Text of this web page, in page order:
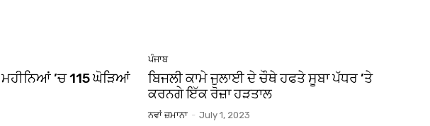
ਮਹੀਨਿਆਂ ’ਚ 115 ਘੋੜਿਆਂ
ਪੰਜਾਬ
ਬਿਜਲੀ ਕਾਮੇ ਜੁਲਾਈ ਦੇ ਚੌਥੇ ਹਫਤੇ ਸੂਬਾ ਪੱਧਰ ’ਤੇ
ਕਰਨਗੇ ਇੱਕ ਰੋਜ਼ਾ ਹੜਤਾਲ
ਨਵਾਂ ਜ਼ਮਾਨਾ - July 1, 2023